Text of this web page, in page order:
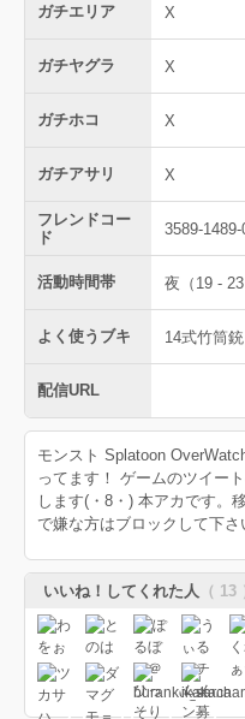
ガチエリア X
ガチヤグラ X
ガチホコ X
ガチアサリ X
フレンドコー
ド
3589-1489-
活動時間帯 夜（19 - 23
よく使うブキ 14式竹筒
配信URL
モンスト Splatoon
ってます！ ゲームのツイー
します(・8・) 本アカです。
で嫌な方はブロックして下
いいね！してくれた人 （ 13